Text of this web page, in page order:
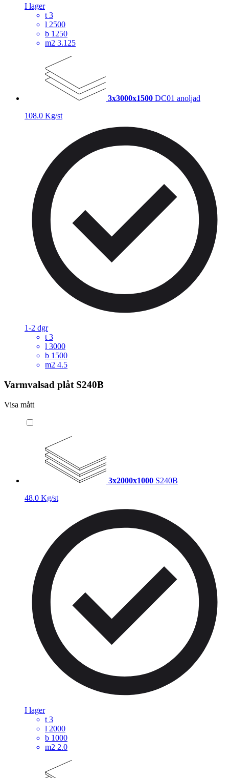
I lager
t 3
l 2500
b 1250
m2 3.125
3x3000x1500 DC01 anoljad
108.0 Kg/st
1-2 dgr
t 3
l 3000
b 1500
m2 4.5
Varmvalsad plåt S240B
Visa mått
3x2000x1000 S240B
48.0 Kg/st
I lager
t 3
l 2000
b 1000
m2 2.0